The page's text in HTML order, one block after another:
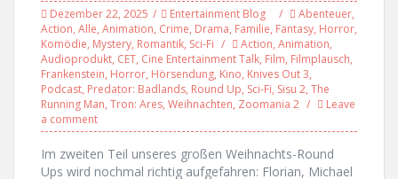
Dezember 22, 2025 Entertainment Blog Abenteuer,
Action, Alle, Animation, Crime, Drama, Familie, Fantasy, Horror,
Komödie, Mystery, Romantik, Sci-Fi Action, Animation,
Audioprodukt, CET, Cine Entertainment Talk, Film, Filmplausch,
Frankenstein, Horror, Hörsendung, Kino, Knives Out 3,
Podcast, Predator: Badlands, Round Up, Sci-Fi, Sisu 2, The
Running Man, Tron: Ares, Weihnachten, Zoomania 2
Leave
a comment
Im zweiten Teil unseres großen Weihnachts-Round
Ups wird nochmal richtig aufgefahren: Florian, Michael